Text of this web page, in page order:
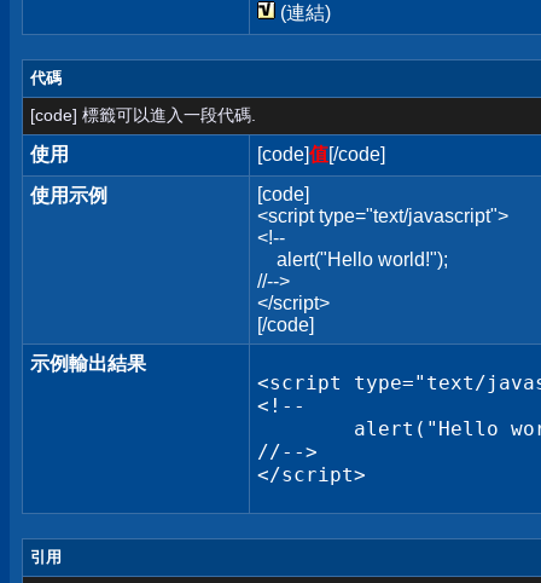
(連結)
代碼
[code] 標籤可以進入一段代碼.
使用 [code]值[/code]
使用示例
[code]
<script type="text/javascript">
<!--
alert("Hello world!");
//-->
</script>
[/code]
示例輸出結果
<script type="text/
<!--
//-->
</script>
引用